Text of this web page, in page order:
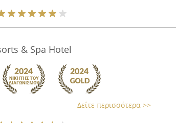
& Spa Hotel
Δείτε περισσότερα >>